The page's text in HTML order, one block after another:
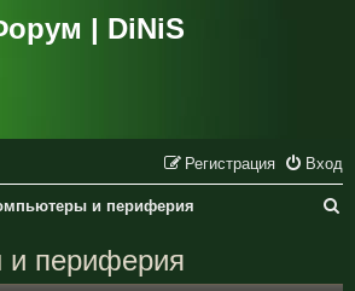
| DiNiS
Вход
Регистрация
и периферия
периферия